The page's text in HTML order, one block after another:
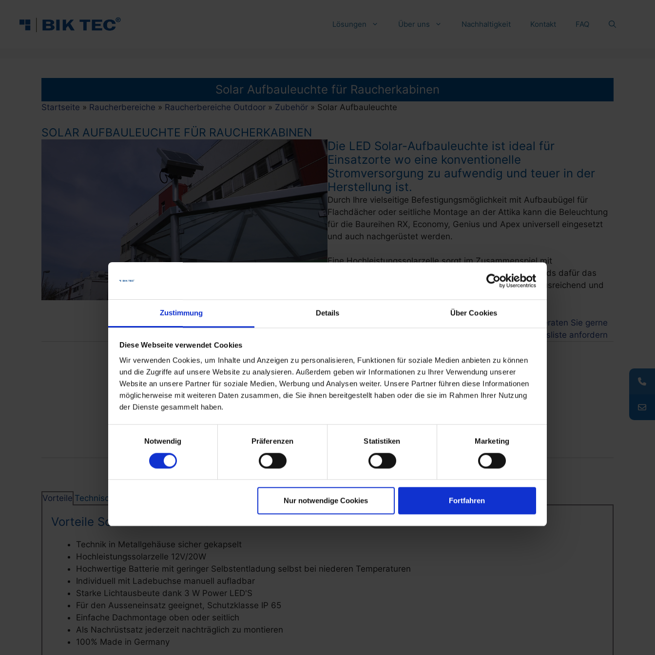
Zustimmung Details Über Cookies
Diese Webseite verwendet Cookies
Wir verwenden Cookies, um Inhalte und Anzeigen zu personalisieren, Funktionen für soziale Medien anbieten zu können
und die Zugriffe auf unsere Website zu analysieren. Außerdem geben wir Informationen zu Ihrer Verwendung unserer
Website an unsere Partner für soziale Medien, Werbung und Analysen weiter. Unsere Partner führen diese Informationen
möglicherweise mit weiteren Daten zusammen, die Sie ihnen bereitgestellt haben oder die sie im Rahmen Ihrer Nutzung
der Dienste gesammelt haben.
Notwendig
Präferenzen Statistiken Marketing
Nur notwendige Cookies Fortfahren
Inhalt
springen
Lösungen Über uns Nachhaltigkeit Kontakt FAQ
Solar Aufbauleuchte für Raucherkabinen
Startseite » Raucherbereiche » Raucherbereiche Outdoor » Zubehör » Solar Aufbauleuchte
SOLAR AUFBAULEUCHTE FÜR RAUCHERKABINEN
Die LED Solar-Aufbauleuchte ist ideal für
Einsatzorte wo eine konventionelle
Stromversorgung zu aufwendig und teuer in der
Herstellung ist.
Durch Ihre vielseitige Befestigungsmöglichkeit mit Aufbaubügel für
Flachdächer oder seitliche Montage an der Attika kann die Beleuchtung
für die Baureihen RX, Economy, Genius und Apex universell eingesetzt
und auch nachgerüstet werden.
Eine Hochleistungssolarzelle sorgt im Zusammenspiel mit
Bewegungsmelder, Dämmerungsschalter und Power-Leds dafür das
Ihre Raucherbereiche zu jeder Tages- und Jahreszeit ausreichend und
sicher ausgeleuchtet werden.
Wir beraten Sie gerne
Preisliste anfordern
Produktvarianten und Beispiele
Vorteile Technische Details
Vorteile Solar Aufbauleuchte
Technik in Metallgehäuse sicher gekapselt
Hochleistungssolarzelle 12V/20W
Hochwertige Batterie mit geringer Selbstentladung selbst bei niederen Temperaturen
Individuell mit Ladebuchse manuell aufladbar
Starke Lichtausbeute dank 3 W Power LED'S
Für den Ausseneinsatz geeignet, Schutzklasse IP 65
Einfache Dachmontage oben oder seitlich
Als Nachrüstsatz jederzeit nachträglich zu montieren
100% Made in Germany